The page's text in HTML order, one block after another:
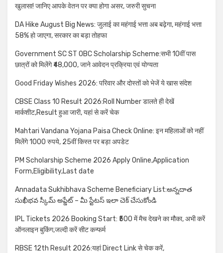
खुलासा! जानिए आपके वेतन पर क्या होगा असर, जरुरी सुचना
DA Hike August Big News: जुलाई का महंगाई भत्ता अब बढ़ेगा, महंगाई भत्ता
58% हो जाएगा, सरकार का बड़ा तोहफा
Government SC ST OBC Scholarship Scheme:सभी 10वीं पास
छात्रों को मिलेंगे ₹48,000, जाने आवेदन प्रक्रिया एवं योग्यता
Good Friday Wishes 2026: परिवार और दोस्तों को भेजें ये खास संदेश
CBSE Class 10 Result 2026:Roll Number डालते ही देखें
मार्कशीट,Result हुआ जारी, यहां से करें चेक
Mahtari Vandana Yojana Paisa Check Online: इन महिलाओं को नहीं
मिलेंगे 1000 रुपये, 25वीं किस्त पर बड़ा अपडेट
PM Scholarship Scheme 2026 Apply Online,Application
Form,Eligibility,Last date
Annadata Sukhibhava Scheme Beneficiary List:అన్నదాత
సుఖీభవ స్కీమ్ అప్డేట్ – మీ స్టేటస్ ఇలా చెక్ చేసుకోండి
IPL Tickets 2026 Booking Start: ₹500 में मैच देखने का मौका, अभी करें
ऑनलाइन बुकिंग,जल्दी करें सीट कन्फर्म
RBSE 12th Result 2026:यहां Direct Link से चेक करें,